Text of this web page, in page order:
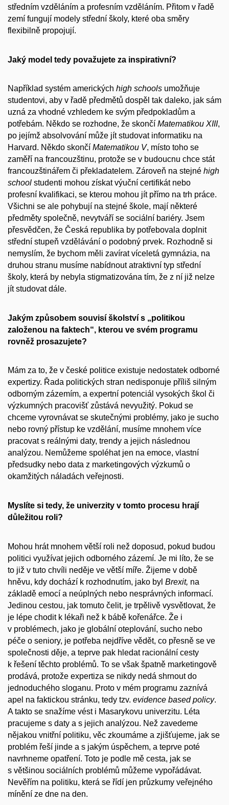
středním vzděláním a profesním vzděláním. Přitom v řadě
zemí fungují modely střední školy, které oba směry
flexibilně propojují.
Jaký model tedy považujete za inspirativní?
Například systém amerických high schools umožňuje
studentovi, aby v řadě předmětů dospěl tak daleko, jak sám
uzná za vhodné vzhledem ke svým předpokladům a
potřebám. Někdo se rozhodne, že skončí Matematikou XIII,
po jejímž absolvování může jít studovat informatiku na
Harvard. Někdo skončí Matematikou V, místo toho se
zaměří na francouzštinu, protože se v budoucnu chce stát
francouzštinářem či překladatelem. Zároveň na stejné high
school studenti mohou získat výuční certifikát nebo
profesní kvalifikaci, se kterou mohou jít přímo na trh práce.
Všichni se ale pohybují na stejné škole, mají některé
předměty společně, nevytváří se sociální bariéry. Jsem
přesvědčen, že Česká republika by potřebovala doplnit
střední stupeň vzdělávání o podobný prvek. Rozhodně si
nemyslím, že bychom měli zavírat víceletá gymnázia, na
druhou stranu musíme nabídnout atraktivní typ střední
školy, která by nebyla stigmatizována tím, že z ní již nelze
jít studovat dále.
Jakým způsobem souvisí školství s „politikou
založenou na faktech“, kterou ve svém programu
rovněž prosazujete?
Mám za to, že v české politice existuje nedostatek odborné
expertizy. Řada politických stran nedisponuje příliš silným
odborným zázemím, a expertní potenciál vysokých škol či
výzkumných pracovišť zůstává nevyužitý. Pokud se
chceme vyrovnávat se skutečnými problémy, jako je sucho
nebo rovný přístup ke vzdělání, musíme mnohem více
pracovat s reálnými daty, trendy a jejich následnou
analýzou. Nemůžeme spoléhat jen na emoce, vlastní
předsudky nebo data z marketingových výzkumů o
okamžitých náladách veřejnosti.
Myslíte si tedy, že univerzity v tomto procesu hrají
důležitou roli?
Mohou hrát mnohem větší roli než doposud, pokud budou
politici využívat jejich odborného zázemí. Je mi líto, že se
to již v tuto chvíli neděje ve větší míře. Žijeme v době
hněvu, kdy dochází k rozhodnutím, jako byl Brexit, na
základě emocí a neúplných nebo nesprávných informací.
Jedinou cestou, jak tomuto čelit, je trpělivě vysvětlovat, že
je lépe chodit k lékaři než k bábě kořenářce. Že i
v problémech, jako je globální oteplování, sucho nebo
péče o seniory, je potřeba nejdříve vědět, co přesně se ve
společnosti děje, a teprve pak hledat racionální cesty
k řešení těchto problémů. To se však špatně marketingově
prodává, protože expertiza se nikdy nedá shrnout do
jednoduchého sloganu. Proto v mém programu zaznívá
apel na faktickou stránku, tedy tzv. evidence based policy.
A takto se snažíme vést i Masarykovu univerzitu. Léta
pracujeme s daty a s jejich analýzou. Než zavedeme
nějakou vnitřní politiku, věc zkoumáme a zjišťujeme, jak se
problém řeší jinde a s jakým úspěchem, a teprve poté
navrhneme opatření. Toto je podle mě cesta, jak se
s většinou sociálních problémů můžeme vypořádávat.
Nevěřím na politiku, která se řídí jen průzkumy veřejného
mínění ze dne na den.